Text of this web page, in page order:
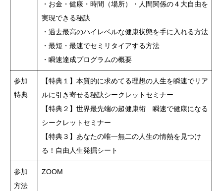
・お金・健康・時間（場所）・人間関係の４大自由を
実現できる秘訣
・過去最高のハイレベルな健康状態を手に入れる方法
・最短・最速でセミリタイアする方法
・瞬速達成プログラムの概要
参加
特典
【特典１】本質的に求めてる理想の人生を瞬速でリア
ルに引き寄せる秘訣シークレットセミナー
【特典２】世界最先端の超健康術 瞬速で健康になる
シークレットセミナー
【特典３】あなたの唯一無二の人生の情熱を見つけ
る！自由人生発掘シート
参加
方法
ZOOM